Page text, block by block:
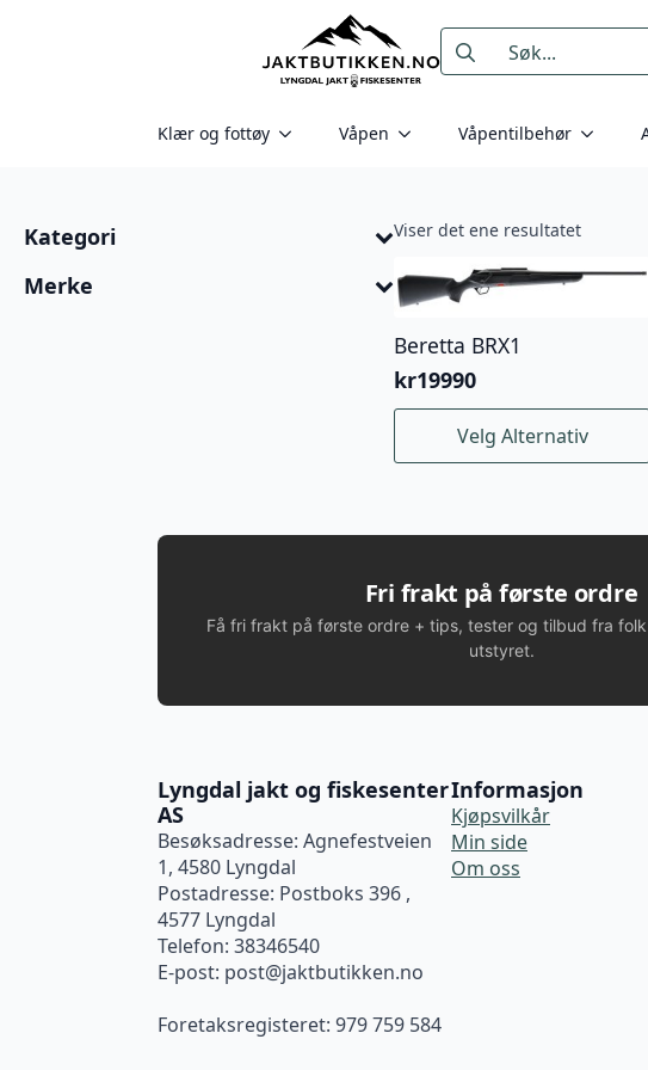
Search
for:
Klær og fottøy Våpen Våpentilbehør
Kategori
Merke
Viser det ene resultatet
Beretta BRX1
kr19990
Velg Alternativ
Dette
produktet
kan
velges
på
produktsiden
Fri frakt på første ordre
Få fri frakt på første ordre + tips, tester og tilbud fra
utstyret.
Lyngdal jakt og fiskesenter
AS
Besøksadresse: Agnefestveien
1, 4580 Lyngdal
Postadresse: Postboks 396 ,
4577 Lyngdal
Telefon: 38346540
E-post: post@jaktbutikken.no
Foretaksregisteret: 979 759 584
Informasjon
Kjøpsvilkår
Min side
Om oss